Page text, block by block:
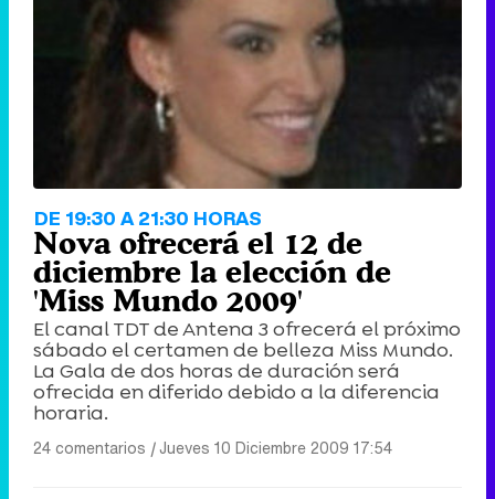
DE 19:30 A 21:30 HORAS
Nova ofrecerá el 12 de
diciembre la elección de
'Miss Mundo 2009'
El canal TDT de Antena 3 ofrecerá el próximo
sábado el certamen de belleza Miss Mundo.
La Gala de dos horas de duración será
ofrecida en diferido debido a la diferencia
horaria.
24 comentarios |Jueves 10 Diciembre 2009 17:54